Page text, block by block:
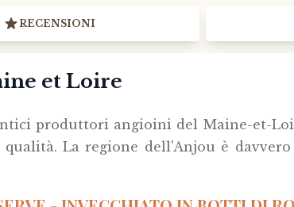
RECENSIONI
et Loire
produttori angioini del Maine-et-
La regione dell'Anjou è